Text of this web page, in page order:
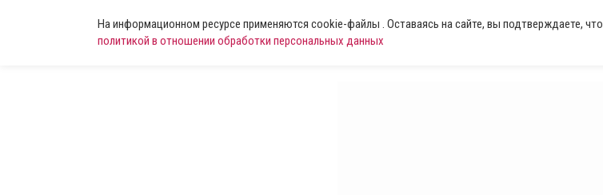
На информационном ресурсе применяются cookie-файлы . Оставаясь на сайте, вы подтверждаете, что
политикой в отношении обработки персональных данных